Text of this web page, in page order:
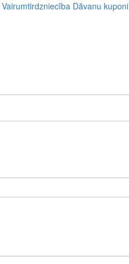
Vairumtirdzniecība Dāvanu kuponi